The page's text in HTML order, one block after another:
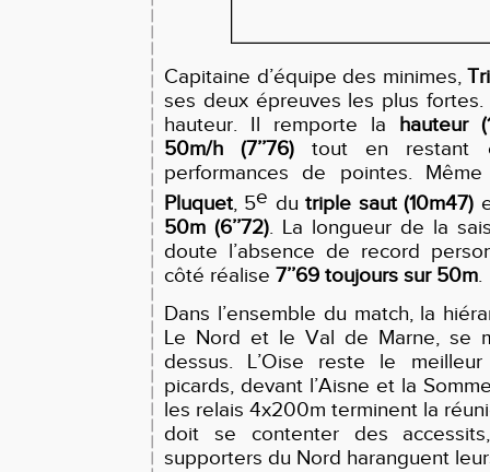
Capitaine d’équipe des minimes,
ses deux épreuves les plus
hauteur. Il remporte la hauteur
50m/h (7’’76) tout en restant
performances de pointes.
Pluquet, 5e dutriple saut (10m47)
50m (6’’72). La longueur de la
doute l’absence de record
côté réalise 7’’69 toujours sur 50m.
Dans l’ensemble du match, la
Le Nord et le Val de Marne, se
dessus. L’Oise reste le
picards, devant l’Aisne et la
les relais 4x200m terminent la
doit se contenter des
supporters du Nord haranguent